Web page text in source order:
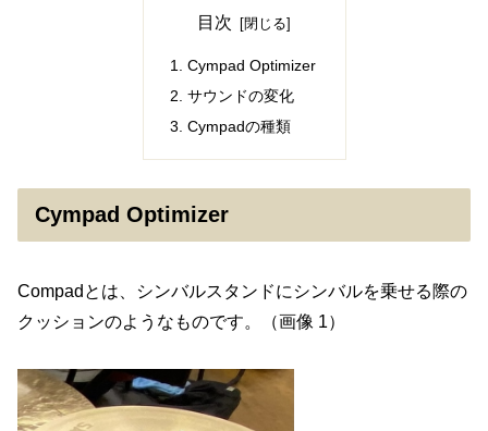
目次
Cympad Optimizer
サウンドの変化
Cympadの種類
Cympad Optimizer
Compadとは、シンバルスタンドにシンバルを乗せる際の
クッションのようなものです。（画像 1）